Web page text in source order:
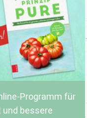
Programm für
und bessere